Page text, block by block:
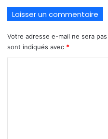
Laisser un commentaire
Votre adresse e-mail ne sera
sont indiqués avec *